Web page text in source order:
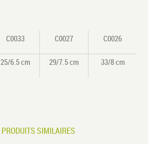
C0033
25/6.5 cm
C0027
29/7.5 cm
C0026
33/8 cm
PRODUITS SIMILAIRES